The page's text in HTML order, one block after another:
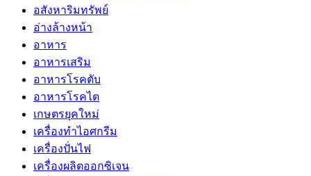
อสังหาริมทรัพย์
อ่างล้างหน้า
อาหาร
อาหารเสริม
อาหารโรคตับ
อาหารโรคไต
เกษตรยุคใหม่
เครื่องทำไอศกรีม
เครื่องปั่นไฟ
เครื่องผลิตออกซิเจน